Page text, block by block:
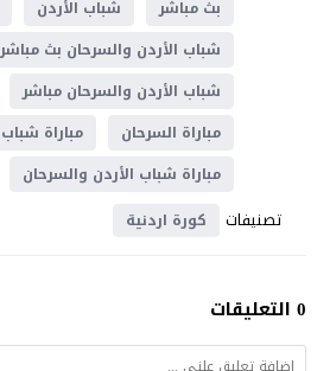
بث مباشر
شباب الأردن
شباب الأردن والسرحان بث مباشر
شباب الأردن والسرحان مباشر
مباراة السرحان
مباراة
مباراة شباب الأردن والسرحان
تصنيفات كورة اردنية
0 التعليقات